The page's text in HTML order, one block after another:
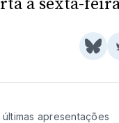
apresentações